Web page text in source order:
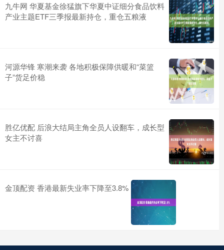
九牛网 华夏基金徐猛旗下华夏中证细分食品饮料
产业主题ETF三季报最新持仓，重仓五粮液
河源华锋 寒潮来袭 各地积极保障供暖和“菜篮
子”货足价稳
胜亿优配 后浪大结局主角全员人设翻车，成长型
女主不讨喜
金顶配资 香港最新失业率下降至3.8%